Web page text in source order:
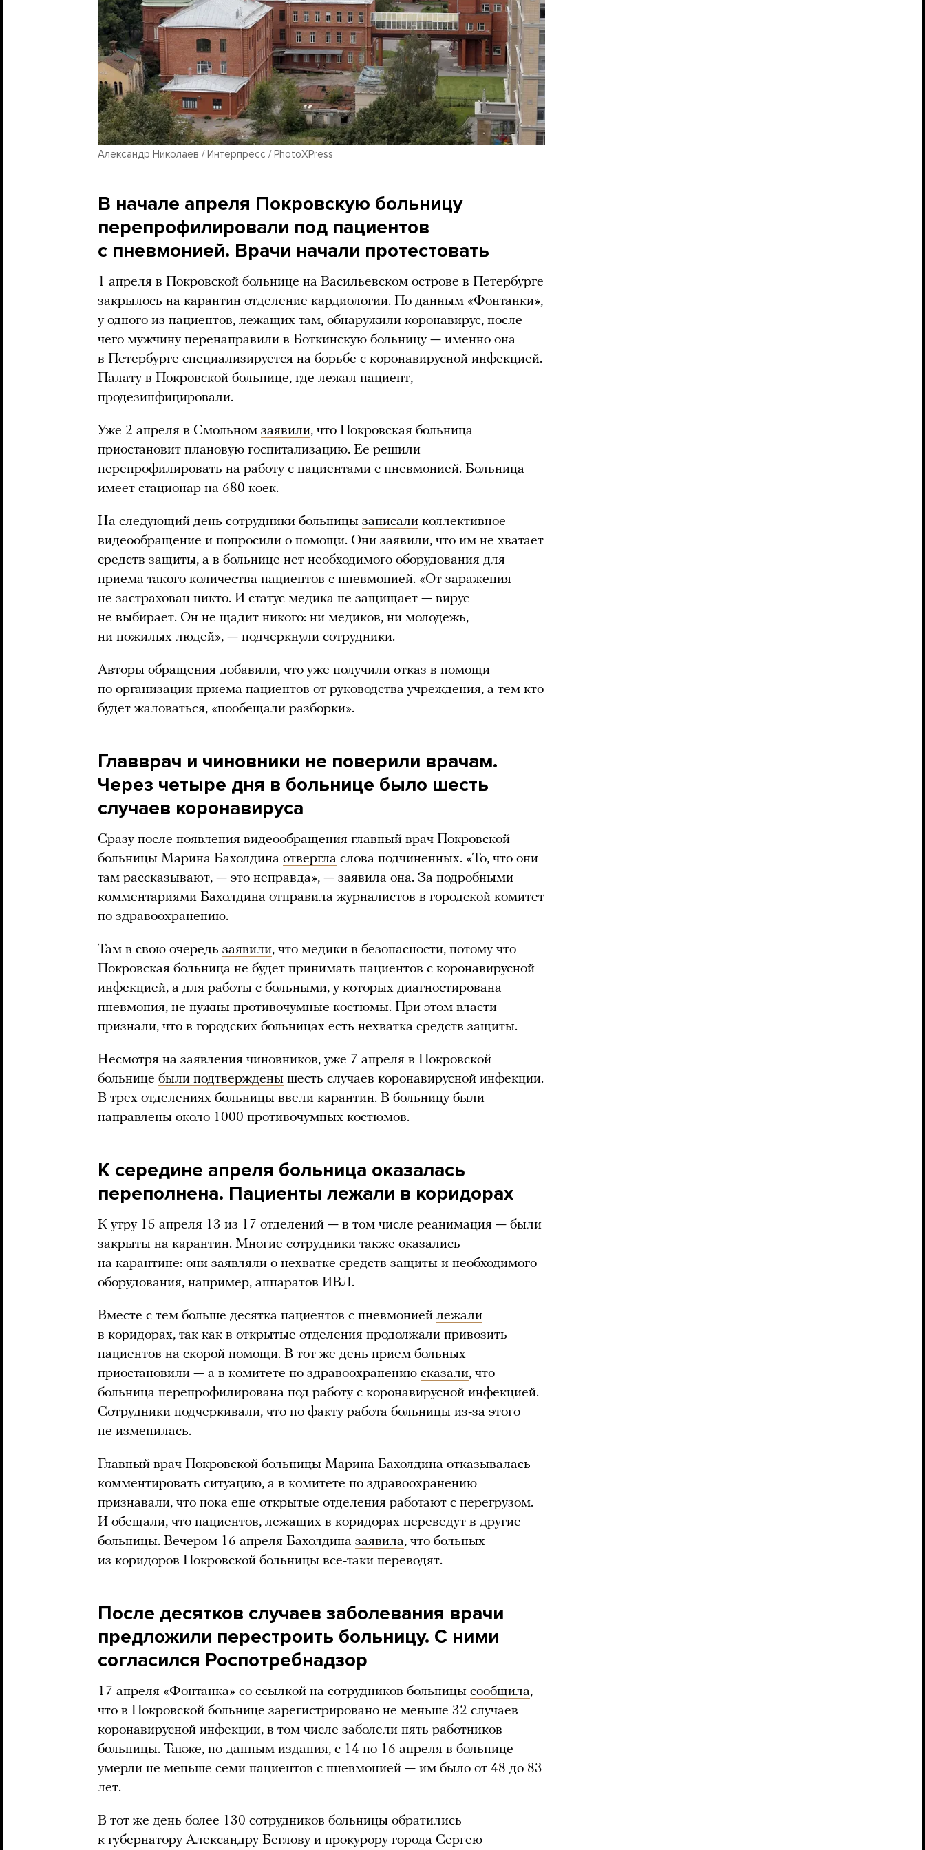
Александр Николаев / Интерпресс / PhotoXPress
В начале апреля Покровскую больницу
перепрофилировали под пациентов
с пневмонией. Врачи начали протестовать
1 апреля в Покровской больнице на Васильевском острове в Петербурге
закрылось на карантин отделение кардиологии. По данным «Фонтанки»,
у одного из пациентов, лежащих там, обнаружили коронавирус, после
чего мужчину перенаправили в Боткинскую больницу — именно она
в Петербурге специализируется на борьбе с коронавирусной инфекцией.
Палату в Покровской больнице, где лежал пациент,
продезинфицировали.
Уже 2 апреля в Смольном заявили, что Покровская больница
приостановит плановую госпитализацию. Ее решили
перепрофилировать на работу с пациентами с пневмонией. Больница
имеет стационар на 680 коек.
На следующий день сотрудники больницы записали коллективное
видеообращение и попросили о помощи. Они заявили, что им не хватает
средств защиты, а в больнице нет необходимого оборудования для
приема такого количества пациентов с пневмонией. «От заражения
не застрахован никто. И статус медика не защищает — вирус
не выбирает. Он не щадит никого: ни медиков, ни молодежь,
ни пожилых людей», — подчеркнули сотрудники.
Авторы обращения добавили, что уже получили отказ в помощи
по организации приема пациентов от руководства учреждения, а тем кто
будет жаловаться, «пообещали разборки».
Главврач и чиновники не поверили врачам.
Через четыре дня в больнице было шесть
случаев коронавируса
Сразу после появления видеообращения главный врач Покровской
больницы Марина Бахолдина отвергла слова подчиненных. «То, что они
там рассказывают, — это неправда», — заявила она. За подробными
комментариями Бахолдина отправила журналистов в городской комитет
по здравоохранению.
Там в свою очередь заявили, что медики в безопасности, потому что
Покровская больница не будет принимать пациентов с коронавирусной
инфекцией, а для работы с больными, у которых диагностирована
пневмония, не нужны противочумные костюмы. При этом власти
признали, что в городских больницах есть нехватка средств защиты.
Несмотря на заявления чиновников, уже 7 апреля в Покровской
больнице были подтверждены шесть случаев коронавирусной инфекции.
В трех отделениях больницы ввели карантин. В больницу были
направлены около 1000 противочумных костюмов.
К середине апреля больница оказалась
переполнена. Пациенты лежали в коридорах
К утру 15 апреля 13 из 17 отделений — в том числе реанимация — были
закрыты на карантин. Многие сотрудники также оказались
на карантине: они заявляли о нехватке средств защиты и необходимого
оборудования, например, аппаратов ИВЛ.
Вместе с тем больше десятка пациентов с пневмонией лежали
в коридорах, так как в открытые отделения продолжали привозить
пациентов на скорой помощи. В тот же день прием больных
приостановили — а в комитете по здравоохранению сказали, что
больница перепрофилирована под работу с коронавирусной инфекцией.
Сотрудники подчеркивали, что по факту работа больницы из-за этого
не изменилась.
Главный врач Покровской больницы Марина Бахолдина отказывалась
комментировать ситуацию, а в комитете по здравоохранению
признавали, что пока еще открытые отделения работают с перегрузом.
И обещали, что пациентов, лежащих в коридорах переведут в другие
больницы. Вечером 16 апреля Бахолдина заявила, что больных
из коридоров Покровской больницы все-таки переводят.
После десятков случаев заболевания врачи
предложили перестроить больницу. С ними
согласился Роспотребнадзор
17 апреля «Фонтанка» со ссылкой на сотрудников больницы сообщила,
что в Покровской больнице зарегистрировано не меньше 32 случаев
коронавирусной инфекции, в том числе заболели пять работников
больницы. Также, по данным издания, с 14 по 16 апреля в больнице
умерли не меньше семи пациентов с пневмонией — им было от 48 до 83
лет.
В тот же день более 130 сотрудников больницы обратились
к губернатору Александру Беглову и прокурору города Сергею